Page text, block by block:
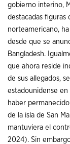
gobierno interino,
destacadas figuras
norteamericano,
desde que se
Bangladesh.
que ahora reside
de sus allegados,
estadounidense en
haber
de la isla de San
mantuviera el
2024). Sin